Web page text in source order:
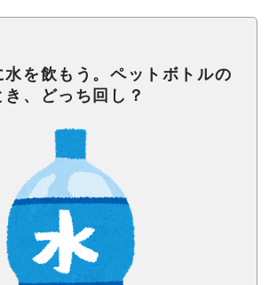
水を飲もう。ペットボトルの
、どっち回し？